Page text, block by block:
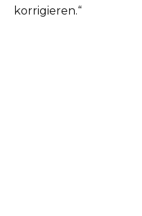
korrigieren.“